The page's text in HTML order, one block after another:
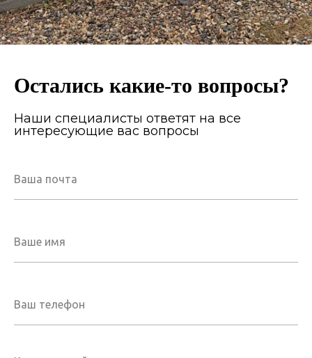
Остались какие-то вопросы?
Наши специалисты ответят на все
интересующие вас вопросы